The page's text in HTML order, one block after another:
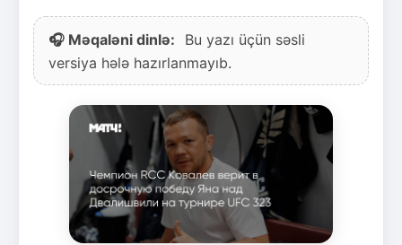
🎧 Məqaləni dinlə:
Bu yazı üçün səsli
versiya hələ hazırlanmayıb.